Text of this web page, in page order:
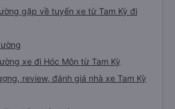
gặp về tuyến xe từ Tam Kỳ đi
xe đi Hóc Môn từ Tam Kỳ
review, đánh giá nhà xe Tam Kỳ